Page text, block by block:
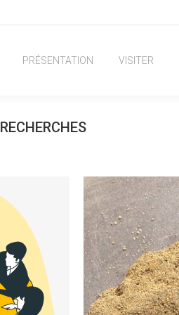
PRÉSENTATION VISITER
RECHERCHES